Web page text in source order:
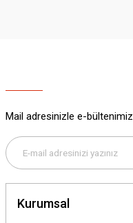
Bu ürüne benzer farklı
Mail adresinizle e-
Kurumsal